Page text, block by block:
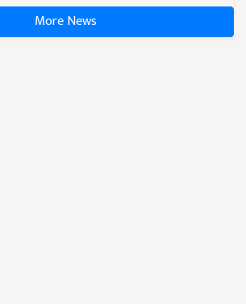
More News